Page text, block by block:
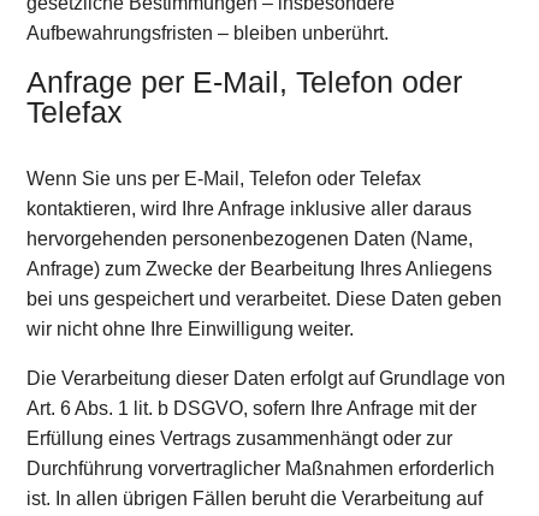
Aufbewahrungsfristen – bleiben unberührt.
Anfrage per E-Mail, Telefon oder
Telefax
Wenn Sie uns per E-Mail, Telefon oder Telefax
kontaktieren, wird Ihre Anfrage inklusive aller daraus
hervorgehenden personenbezogenen Daten (Name,
Anfrage) zum Zwecke der Bearbeitung Ihres Anliegens
bei uns gespeichert und verarbeitet. Diese Daten geben
wir nicht ohne Ihre Einwilligung weiter.
Die Verarbeitung dieser Daten erfolgt auf Grundlage von
Art. 6 Abs. 1 lit. b DSGVO, sofern Ihre Anfrage mit der
Erfüllung eines Vertrags zusammenhängt oder zur
Durchführung vorvertraglicher Maßnahmen erforderlich
ist. In allen übrigen Fällen beruht die Verarbeitung auf